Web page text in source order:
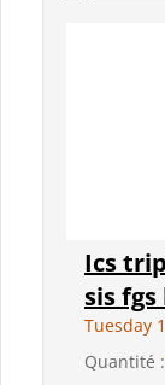
Ics
sis
Tuesday
Quantité :